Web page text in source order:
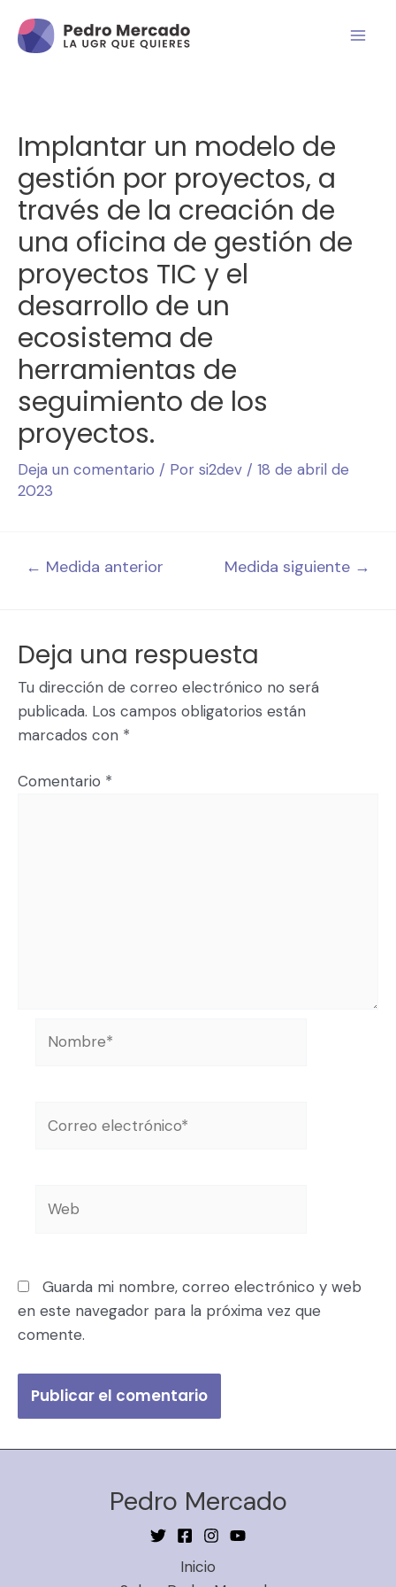
Implantar un modelo de
gestión por proyectos, a
través de la creación de
una oficina de gestión de
proyectos TIC y el
desarrollo de un
ecosistema de
herramientas de
seguimiento de los
proyectos.
Deja un comentario / Por si2dev / 18 de abril de
2023
← Medida anterior Medida siguiente →
Deja una respuesta
Tu dirección de correo electrónico no será
publicada. Los campos obligatorios están
marcados con *
Comentario *
Guarda mi nombre, correo electrónico y web
en este navegador para la próxima vez que
comente.
Pedro Mercado
Inicio